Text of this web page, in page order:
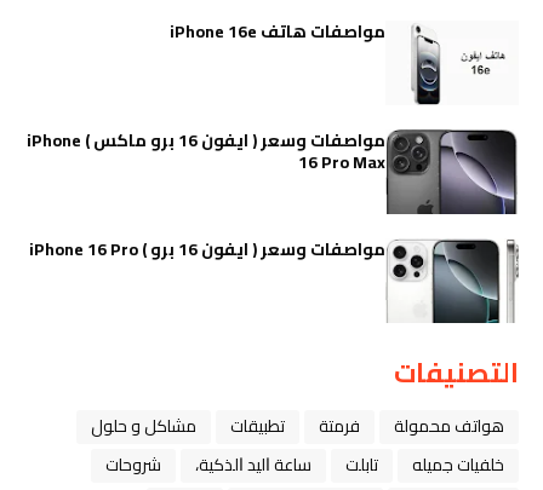
مواصفات هاتف iPhone 16e
مواصفات وسعر ( ايفون 16 برو ماكس ) iPhone
16 Pro Max
مواصفات وسعر ( ايفون 16 برو ) iPhone 16 Pro
التصنيفات
هواتف محمولة فرمتة تطبيقات
مشاكل و حلول
خلفيات جميله
تابلت ﺳﺎﻋﺔ ﺍﻟﻴﺪ ﺍﻟﺬﻛﻴﺔ،
شروحات